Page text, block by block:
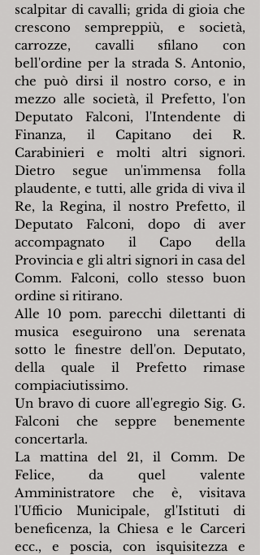
scalpitar di cavalli; grida di gioia che
crescono sempreppiù, e società,
carrozze, cavalli sfilano con
bell'ordine per la strada S. Antonio,
che può dirsi il nostro corso, e in
mezzo alle società, il Prefetto, l'on
Deputato Falconi, l'Intendente di
Finanza, il Capitano dei R.
Carabinieri e molti altri signori.
Dietro segue un'immensa folla
plaudente, e tutti, alle grida di viva il
Re, la Regina, il nostro Prefetto, il
Deputato Falconi, dopo di aver
accompagnato il Capo della
Provincia e gli altri signori in casa del
Comm. Falconi, collo stesso buon
ordine si ritirano.
Alle 10 pom. parecchi dilettanti di
musica eseguirono una serenata
sotto le finestre dell'on. Deputato,
della quale il Prefetto rimase
compiaciutissimo.
Un bravo di cuore all'egregio Sig. G.
Falconi che seppre benemente
concertarla.
La mattina del 21, il Comm. De
Felice, da quel valente
Amministratore che è, visitava
l'Ufficio Municipale, gl'Istituti di
beneficenza, la Chiesa e le Carceri
ecc., e poscia, con isquisitezza e